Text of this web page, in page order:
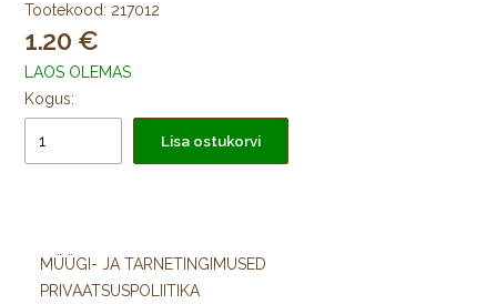
Tootekood: 217012
1.20
LAOS OLEMAS
Kogus:
Lisa ostukorvi
MÜÜGI- JA TARNETINGIMUSED
PRIVAATSUSPOLIITIKA